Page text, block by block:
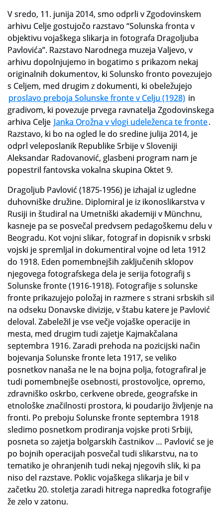
Strokovna usposabljanja za uslužbence
Gradivo
Register ustvarjalcev
Arhivske škatle
Projekti
Slovenski elektronski arhiv
Anonimka
Virtualni.ZAC
Publikacije
V sredo, 11. junija 2014, smo odprli v Zgodovinskem
arhivu Celje gostujočo razstavo “Solunska fronta v
objektivu vojaškega slikarja in fotografa Dragoljuba
Pavlovića”. Razstavo Narodnega muzeja Valjevo, v
arhivu dopolnjujemo in bogatimo s prikazom nekaj
originalnih dokumentov, ki Solunsko fronto povezujejo
s Celjem, med drugim z dokumenti, ki obeležujejo
proslavo preboja Solunske fronte v Celju (1928) in
gradivom, ki povezuje prvega ravnatelja Zgodovinskega
arhiva Celje Janka Orožna v vlogi udeleženca te fronte.
Razstavo, ki bo na ogled le do sredine julija 2014, je
odprl veleposlanik Republike Srbije v Sloveniji
Aleksandar Radovanović, glasbeni program nam je
popestril fantovska vokalna skupina Oktet 9.
Dragoljub Pavlović (1875-1956) je izhajal iz ugledne
duhovniške družine. Diplomiral je iz ikonoslikarstva v
Rusiji in študiral na Umetniški akademiji v Münchnu,
kasneje pa se posvečal predvsem pedagoškemu delu v
Beogradu. Kot vojni slikar, fotograf in dopisnik v srbski
vojski je spremljal in dokumentiral vojne od leta 1912
do 1918. Eden pomembnejših zaključenih sklopov
njegovega fotografskega dela je serija fotografij s
Solunske fronte (1916-1918). Fotografije s solunske
fronte prikazujejo položaj in razmere s strani srbskih sil
na odseku Donavske divizije, v štabu katere je Pavlović
deloval. Zabeležil je vse večje vojaške operacije in
mesta, med drugim tudi zajetje Kajmakčalana
septembra 1916. Zaradi prehoda na pozicijski način
bojevanja Solunske fronte leta 1917, se veliko
posnetkov nanaša ne le na bojna polja, fotografiral je
tudi pomembnejše osebnosti, prostovoljce, opremo,
zdravniško oskrbo, cerkvene obrede, geografske in
etnološke značilnosti prostora, ki poudarijo življenje na
fronti. Po preboju Solunske fronte septembra 1918
sledimo posnetkom prodiranja vojske proti Srbiji,
posneta so zajetja bolgarskih častnikov … Pavlović se je
po bojnih operacijah posvečal tudi slikarstvu, na to
tematiko je ohranjenih tudi nekaj njegovih slik, ki pa
niso del razstave. Poklic vojaškega slikarja je bil v
začetku 20. stoletja zaradi hitrega napredka fotografije
že zelo v zatonu.